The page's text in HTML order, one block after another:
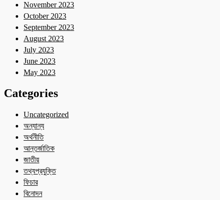
November 2023
October 2023
September 2023
August 2023
July 2023
June 2023
May 2023
Categories
Uncategorized
অন্যান্য
অর্থনীতি
আন্তর্জাতিক
জাতীয়
তথ্যপ্রযুক্তি
ফিচার
বিনোদন